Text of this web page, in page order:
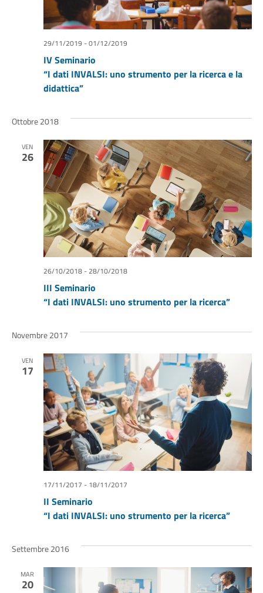
IV Seminario
“I dati INVALSI: uno strumento per la ricerca e la
didattica”
29/11/2019 -01/12/2019
Ottobre 2018
VEN
26
III Seminario
“I dati INVALSI: uno strumento per la ricerca”
26/10/2018-28/10/2018
Novembre 2017
VEN
17
II Seminario
“I dati INVALSI: uno strumento per la ricerca”
17/11/2017 - 18/11/2017
Settembre 2016
MAR
20